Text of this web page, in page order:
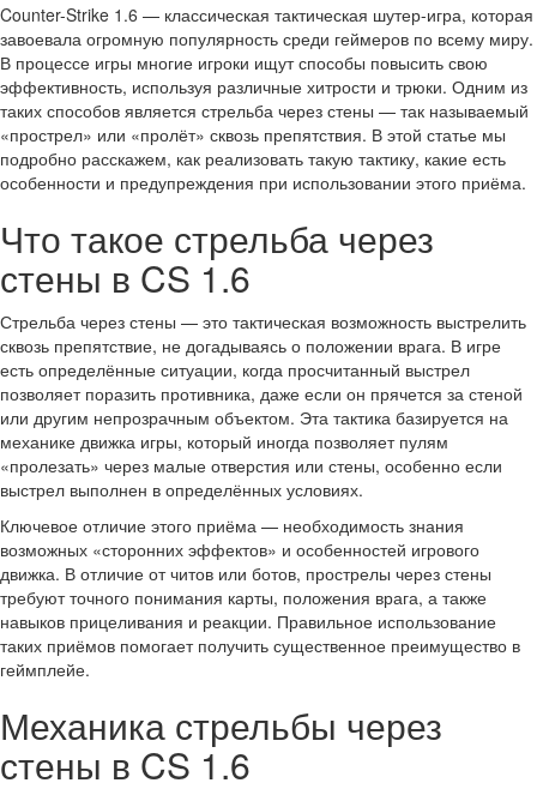
Counter-Strike 1.6 — классическая тактическая шутер-игра, которая
завоевала огромную популярность среди геймеров по всему миру.
В процессе игры многие игроки ищут способы повысить свою
эффективность, используя различные хитрости и трюки. Одним из
таких способов является стрельба через стены — так называемый
«прострел» или «пролёт» сквозь препятствия. В этой статье мы
подробно расскажем, как реализовать такую тактику, какие есть
особенности и предупреждения при использовании этого приёма.
Что такое стрельба через
стены в CS 1.6
Стрельба через стены — это тактическая возможность выстрелить
сквозь препятствие, не догадываясь о положении врага. В игре
есть определённые ситуации, когда просчитанный выстрел
позволяет поразить противника, даже если он прячется за стеной
или другим непрозрачным объектом. Эта тактика базируется на
механике движка игры, который иногда позволяет пулям
«пролезать» через малые отверстия или стены, особенно если
выстрел выполнен в определённых условиях.
Ключевое отличие этого приёма — необходимость знания
возможных «сторонних эффектов» и особенностей игрового
движка. В отличие от читов или ботов, прострелы через стены
требуют точного понимания карты, положения врага, а также
навыков прицеливания и реакции. Правильное использование
таких приёмов помогает получить существенное преимущество в
геймплейе.
Механика стрельбы через
стены в CS 1.6